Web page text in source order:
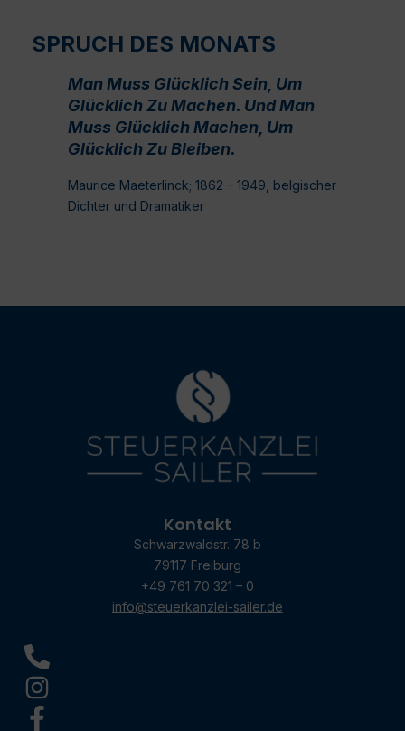
SPRUCH DES MONATS
Man Muss Glücklich Sein, Um
Glücklich Zu Machen. Und Man
Muss Glücklich Machen, Um
Glücklich Zu Bleiben.
Maurice Maeterlinck; 1862 – 1949, belgischer
Dichter und Dramatiker
Kontakt
Schwarzwaldstr. 78 b
79117 Freiburg
+49 761 70 321 – 0
info@steuerkanzlei-sailer.de